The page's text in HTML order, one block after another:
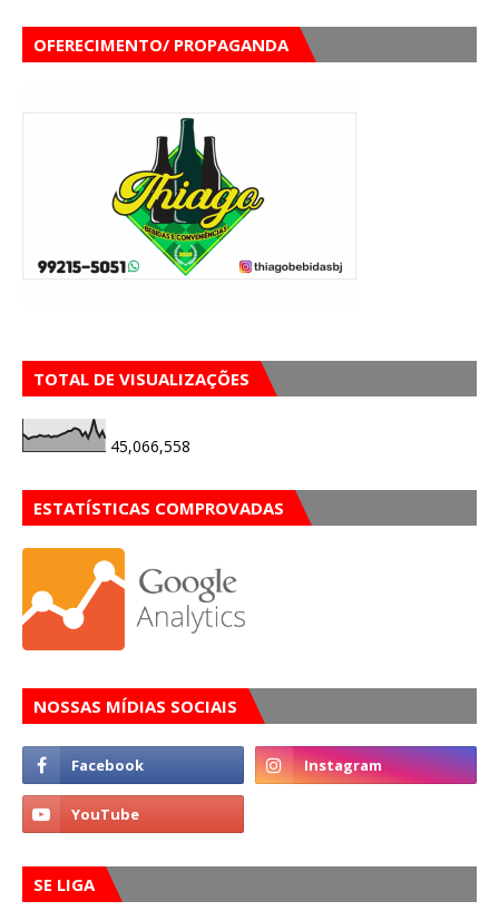
OFERECIMENTO/ PROPAGANDA
TOTAL DE VISUALIZAÇÕES
45,066,558
ESTATÍSTICAS COMPROVADAS
NOSSAS MÍDIAS SOCIAIS
SE LIGA